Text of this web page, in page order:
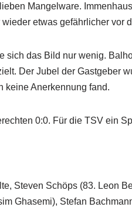
Mangelware.
etwas gefährlicher vor
sich das Bild nur wenig.
Der Jubel der Gastgeber
keine Anerkennung fand.
0:0. Für die TSV ein
Steven Schöps (83. Leon
Ghasemi), Stefan